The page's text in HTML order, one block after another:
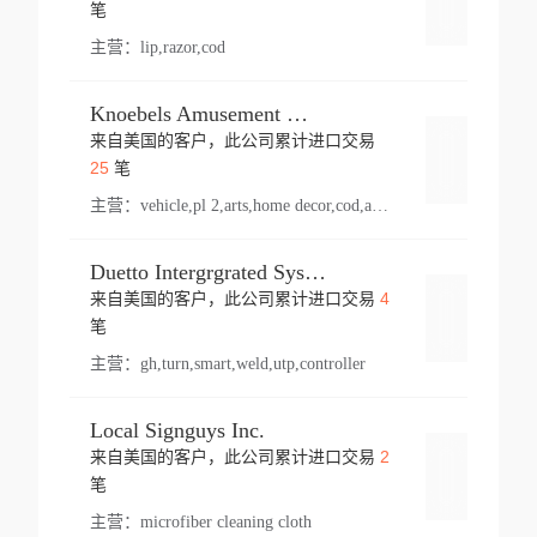
笔
主营： lip,razor,cod
Knoebels Amusement Resort
来自美国的客户，此公司累计进口交易
25笔
主营： vehicle,pl 2,arts,home decor,cod,amusement ride,sea
Duetto Intergrgrated Systems Inc.
来自美国的客户，此公司累计进口交易 4
笔
主营： gh,turn,smart,weld,utp,controller
Local Signguys Inc.
来自美国的客户，此公司累计进口交易 2
笔
主营： microfiber cleaning cloth